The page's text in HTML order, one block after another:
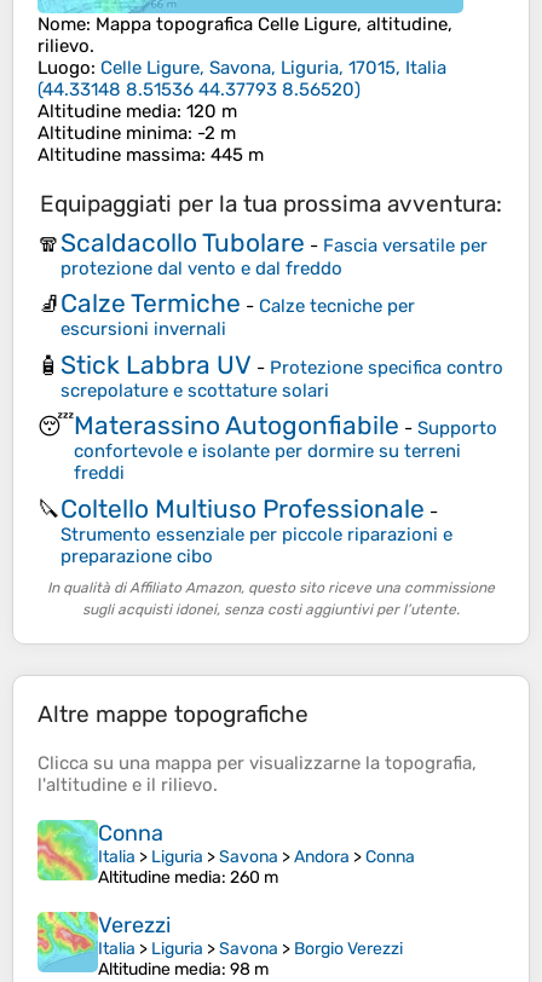
Nome: Mappa topografica Celle Ligure, altitudine,
rilievo.
Luogo: Celle Ligure, Savona, Liguria, 17015, Italia
(44.33148 8.51536 44.37793 8.56520)
Altitudine media: 120 m
Altitudine minima: -2 m
Altitudine massima: 445 m
Equipaggiati per la tua prossima avventura:
🧣Scaldacollo Tubolare - Fascia versatile per
protezione dal vento e dal freddo
🧦Calze Termiche - Calze tecniche per
escursioni invernali
🧴 Stick Labbra UV - Protezione specifica contro
screpolature e scottature solari
😴Materassino Autogonfiabile - Supporto
confortevole e isolante per dormire su terreni
freddi
🔪Coltello Multiuso Professionale -
Strumento essenziale per piccole riparazioni e
preparazione cibo
In qualità di Affiliato Amazon, questo sito riceve una commissione
sugli acquisti idonei, senza costi aggiuntivi per l’utente.
Altre mappe topografiche
Clicca su una mappa per visualizzarne la topografia,
l'altitudine e il rilievo.
Conna
Italia > Liguria >Savona >Andora >Conna
Altitudine media: 260 m
Verezzi
Italia > Liguria >Savona > Borgio Verezzi
Altitudine media: 98 m